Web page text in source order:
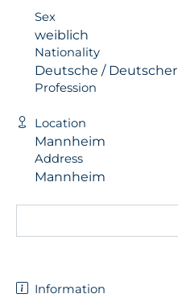
Sex
weiblich
Nationality
Deutsche / Deutscher
Profession
Location
Mannheim
Address
Mannheim
Information